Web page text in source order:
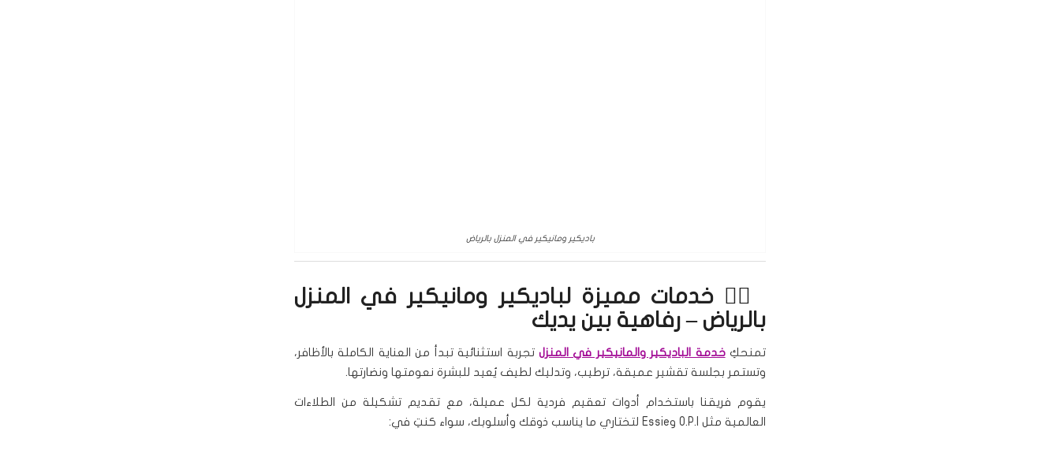
باديكير ومانيكير في المنزل بالرياض
🧖‍♀️ خدمات مميزة لباديكير ومانيكير في المنزل
بالرياض – رفاهية بين يديك
تمنحكِخدمة الباديكير والمانيكير في المنزل تجربة استثنائية تبدأ من العناية الكاملة بالأظافر،
وتستمر بجلسة تقشير عميقة، ترطيب، وتدليك لطيف يُعيد للبشرة نعومتها ونضارتها.
يقوم فريقنا باستخدام أدوات تعقيم فردية لكل عميلة، مع تقديم تشكيلة من الطلاءات
العالمية مثل O.P.I وEssie لتختاري ما يناسب ذوقك وأسلوبك، سواء كنتِ في: